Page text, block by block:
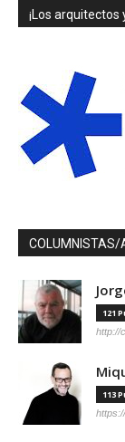
¡Los
121
http://
113